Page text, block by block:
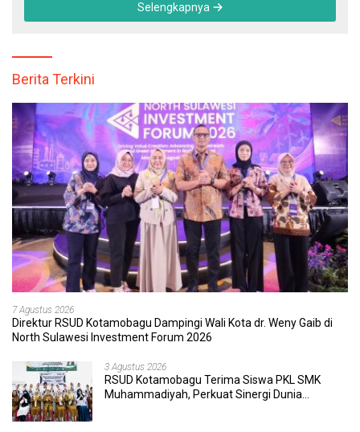
Selengkapnya
Berita Terkini
7 Agustus 2026
Direktur RSUD Kotamobagu Dampingi Wali Kota dr. Weny Gaib di
North Sulawesi Investment Forum 2026
3 Agustus 2026
RSUD Kotamobagu Terima Siswa PKL SMK
Muhammadiyah, Perkuat Sinergi Dunia